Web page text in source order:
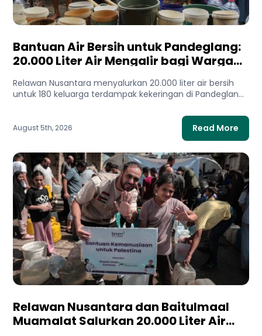
Bantuan Air Bersih untuk Pandeglang:
20.000 Liter Air Mengalir bagi Warga
Relawan Nusantara menyalurkan 20.000 liter air bersih
untuk 180 keluarga terdampak kekeringan di Pandeglang,
August 5th, 2026 Read More
Relawan Nusantara dan Baitulmaal
Muamalat Salurkan 20.000 Liter Air